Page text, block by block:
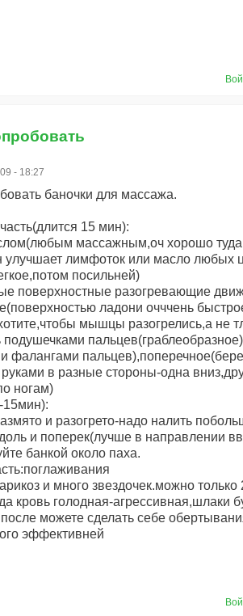
- 18:27
баночки для массажа.
15 мин):
массажным,оч хорошо туда
улучшает лимфоток или масло любых
посильней)
поверхностные разогревающие
ладони очччень
мышцы разогрелись,а не
подушечками
фалангами
в разные стороны-одна
ногам)
15мин):
и разогрето-надо налить
и поперек(лучше в направлении
банкой около паха.
и много звездочек.можно
кровь голодная-агрессивная,шлаки
можете сделать себе
эффективней